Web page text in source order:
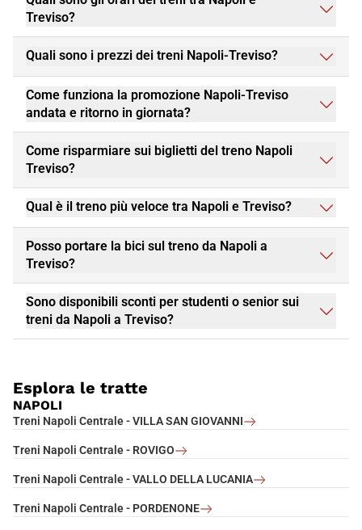
Treviso?
Quali sono i prezzi dei treni Napoli-Treviso?
Come funziona la promozione Napoli-Treviso
andata e ritorno in giornata?
Come risparmiare sui biglietti del treno Napoli
Treviso?
Qual è il treno più veloce tra Napoli e Treviso?
Posso portare la bici sul treno da Napoli a
Treviso?
Sono disponibili sconti per studenti o senior sui
treni da Napoli a Treviso?
Esplora le tratte
NAPOLI
Treni Napoli Centrale - VILLA SAN GIOVANNI
Treni Napoli Centrale - ROVIGO
Treni Napoli Centrale - VALLO DELLA LUCANIA
Treni Napoli Centrale - PORDENONE